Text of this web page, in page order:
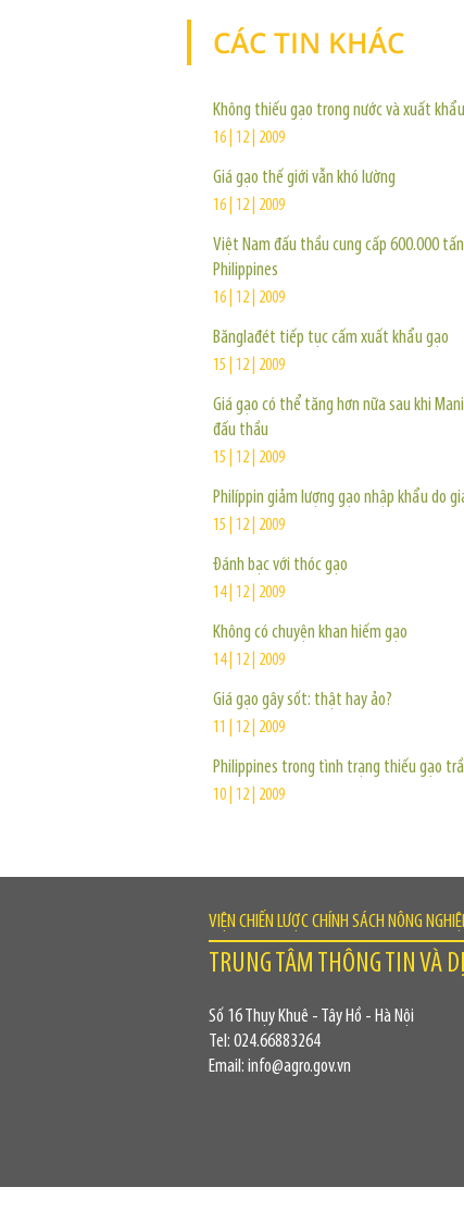
CÁC TIN KHÁC
Không thiếu gạo trong nước và xuất khẩu
16 | 12 | 2009
Giá gạo thế giới vẫn khó lường
16 | 12 | 2009
Việt Nam đấu thầu cung cấp 600.000
Philippines
16 | 12 | 2009
Bănglađét tiếp tục cấm xuất khẩu gạo
15 | 12 | 2009
Giá gạo có thể tăng hơn nữa sau khi
đấu thầu
15 | 12 | 2009
Philíppin giảm lượng gạo nhập khẩu do
15 | 12 | 2009
Đánh bạc với thóc gạo
14 | 12 | 2009
Không có chuyện khan hiếm gạo
14 | 12 | 2009
Giá gạo gây sốt: thật hay ảo?
11 | 12 | 2009
Philippines trong tình trạng thiếu gạo
10 | 12 | 2009
VIỆN CHIẾN LƯỢC CHÍNH SÁCH NÔNG
TRUNG TÂM THÔNG TIN VÀ
Số 16 Thụy Khuê - Tây Hồ - Hà Nội
Tel: 024.66883264
Email: info@agro.gov.vn